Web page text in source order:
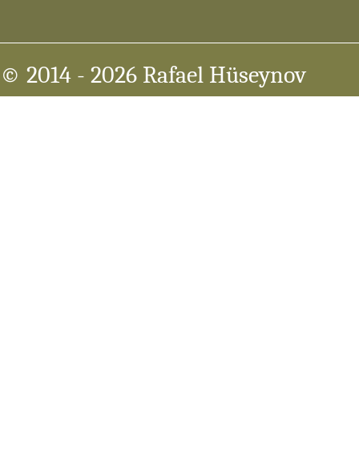
© 2014 - 2026 Rafael Hüseynov